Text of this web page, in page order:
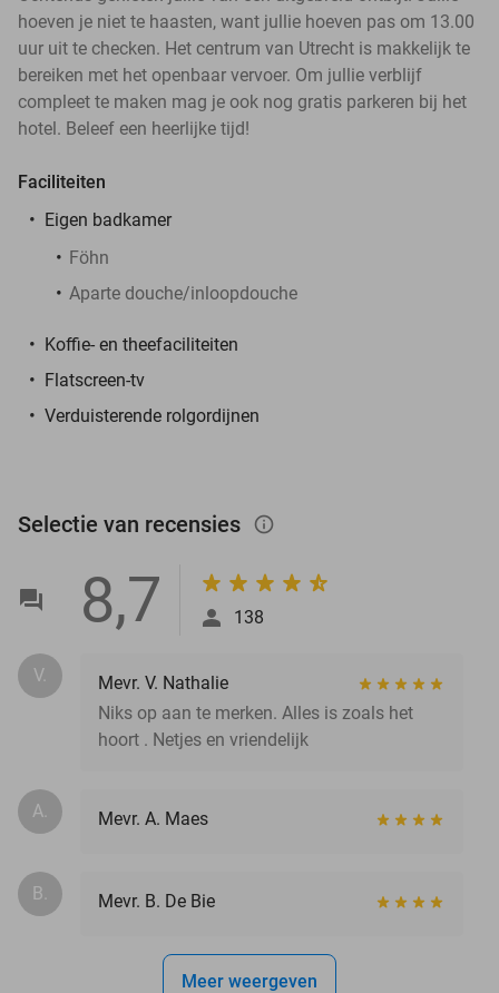
hoeven je niet te haasten, want jullie hoeven pas om 13.00
uur uit te checken. Het centrum van Utrecht is makkelijk te
bereiken met het openbaar vervoer. Om jullie verblijf
compleet te maken mag je ook nog gratis parkeren bij het
hotel. Beleef een heerlijke tijd!
Faciliteiten
Eigen badkamer
Föhn
Aparte douche/inloopdouche
Koffie- en theefaciliteiten
Flatscreen-tv
Verduisterende rolgordijnen
Selectie van recensies info_outlined
8,7 138
V.
Mevr. V. Nathalie
Niks op aan te merken. Alles is zoals het
hoort . Netjes en vriendelijk
A. Mevr. A. Maes
B. Mevr. B. De Bie
Meer weergeven